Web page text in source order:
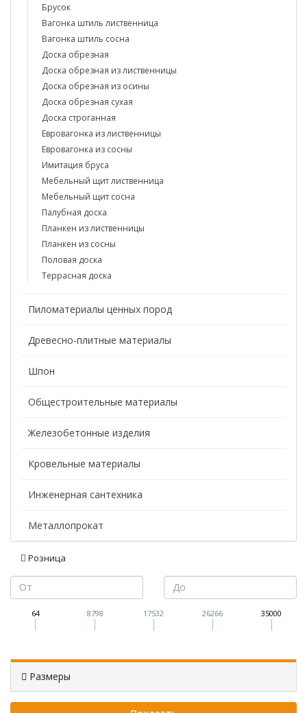
Брусок
Вагонка штиль лиственница
Вагонка штиль сосна
Доска обрезная
Доска обрезная из лиственницы
Доска обрезная из осины
Доска обрезная сухая
Доска строганная
Евровагонка из лиственницы
Евровагонка из сосны
Имитация бруса
Мебельный щит лиственница
Мебельный щит сосна
Палубная доска
Планкен из лиственницы
Планкен из сосны
Половая доска
Террасная доска
Пиломатериалы ценных пород
Древесно-плитные материалы
Шпон
Общестроительные материалы
Железобетонные изделия
Кровельные материалы
Инженерная сантехника
Металлопрокат
Розница
64 8798 17532 26266 35000
Размеры